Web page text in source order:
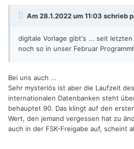
Am 28.1.2022 um 11:03 schrieb
digitale Vorlage gibt's ... seit
noch so in unser Februar
Bei uns auch ...
Sehr mysteriös ist aber die Laufzeit
internationalen Datenbanken steht
behauptet 90. Das klingt auf den
Wert, den jemand vergessen hat zu
auch in der FSK-Freigabe auf, scheint